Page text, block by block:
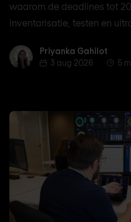
waarom de deadlines tot
inventarisatie, testen en
Priyanka Gahilot
Priyanka Gahilot
3 aug 2026
5